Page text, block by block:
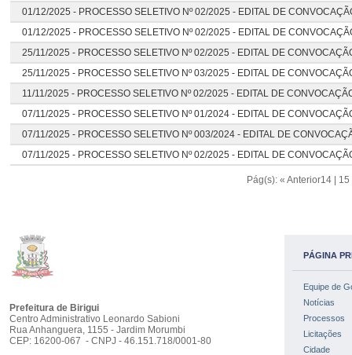
01/12/2025 - PROCESSO SELETIVO Nº 02/2025 - EDITAL DE
01/12/2025 - PROCESSO SELETIVO Nº 02/2025 - EDITAL DE
25/11/2025 - PROCESSO SELETIVO Nº 02/2025 - EDITAL DE
25/11/2025 - PROCESSO SELETIVO Nº 03/2025 - EDITAL DE
11/11/2025 - PROCESSO SELETIVO Nº 02/2025 - EDITAL DE
07/11/2025 - PROCESSO SELETIVO Nº 01/2024 - EDITAL DE
07/11/2025 - PROCESSO SELETIVO Nº 003/2024 - EDITAL DE
07/11/2025 - PROCESSO SELETIVO Nº 02/2025 - EDITAL DE
Pág(s): « Anterior14 15
Prefeitura de Birigui
Centro Administrativo Leonardo Sabioni
Rua Anhanguera, 1155 - Jardim Morumbi
CEP: 16200-067 - CNPJ - 46.151.718/0001-80
PÁGINA
Equipe de
Notícias
Processos
Licitações
Cidade